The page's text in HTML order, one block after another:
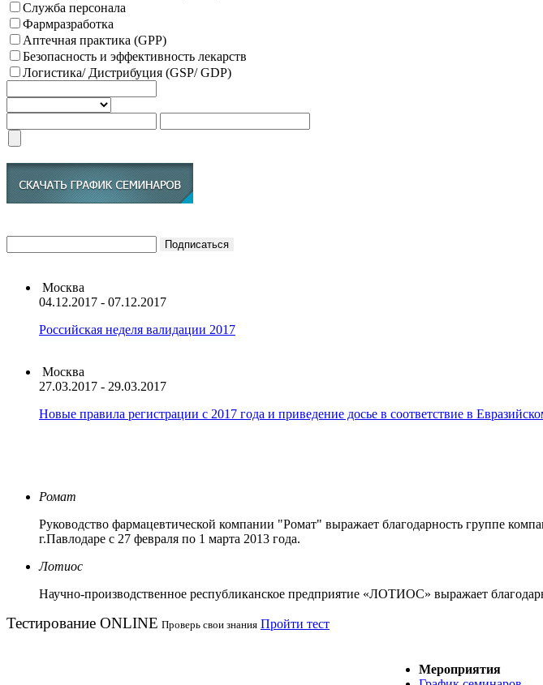
Служба персонала
Фармразработка
Аптечная практика (GPP)
Безопасность и эффективность лекарств
Логистика/ Дистрибуция (GSP/ GDP)
Москва
04.12.2017 - 07.12.2017
Российская неделя валидации 2017
Москва
27.03.2017 - 29.03.2017
Новые правила регистрации c 2017 года и приведение досье в соответствие в
Ромат
Руководство фармацевтической компании "Ромат" выражает благодарность группе
г.Павлодаре с 27 февраля по 1 марта 2013 года.
Лотиос
Научно-производственное республиканское предприятие «ЛОТИОС» выражает
Тестирование ONLINE Проверь свои знания Пройти тест
Мероприятия